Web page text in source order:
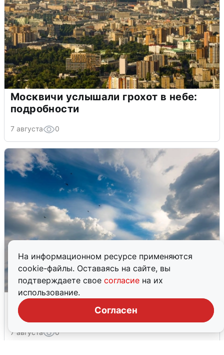
На информационном ресурсе применяются
cookie-файлы. Оставаясь на сайте, вы
подтверждаете свое согласие на их
использование.
Согласен
Москвичи услышали грохот в небе:
подробности
7 августа 0
МЧС ответило на сообщения о
грохоте в Москве
7 августа 0